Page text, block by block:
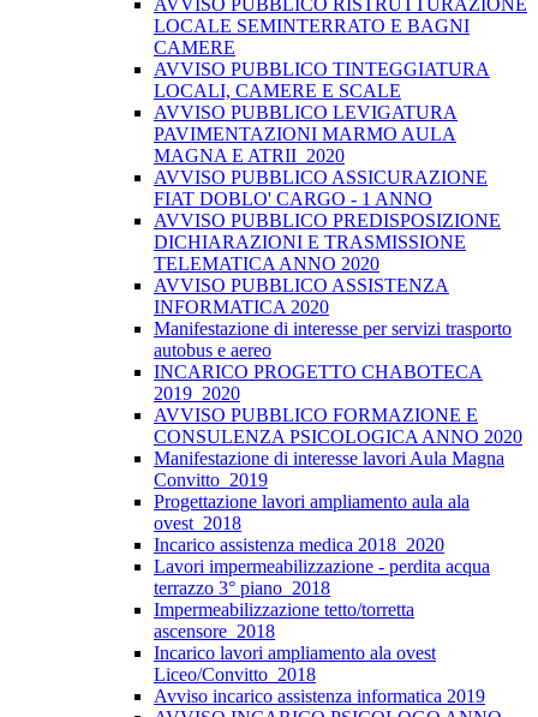
AVVISO PUBBLICO RISTRUTTURAZIONE
LOCALE SEMINTERRATO E BAGNI
CAMERE
AVVISO PUBBLICO TINTEGGIATURA
LOCALI, CAMERE E SCALE
AVVISO PUBBLICO LEVIGATURA
PAVIMENTAZIONI MARMO AULA
MAGNA E ATRII_2020
AVVISO PUBBLICO ASSICURAZIONE
FIAT DOBLO' CARGO - 1 ANNO
AVVISO PUBBLICO PREDISPOSIZIONE
DICHIARAZIONI E TRASMISSIONE
TELEMATICA ANNO 2020
AVVISO PUBBLICO ASSISTENZA
INFORMATICA 2020
Manifestazione di interesse per servizi trasporto
autobus e aereo
INCARICO PROGETTO CHABOTECA
2019_2020
AVVISO PUBBLICO FORMAZIONE E
CONSULENZA PSICOLOGICA ANNO 2020
Manifestazione di interesse lavori Aula Magna
Convitto_2019
Progettazione lavori ampliamento aula ala
ovest_2018
Incarico assistenza medica 2018_2020
Lavori impermeabilizzazione - perdita acqua
terrazzo 3° piano_2018
Impermeabilizzazione tetto/torretta
ascensore_2018
Incarico lavori ampliamento ala ovest
Liceo/Convitto_2018
Avviso incarico assistenza informatica 2019